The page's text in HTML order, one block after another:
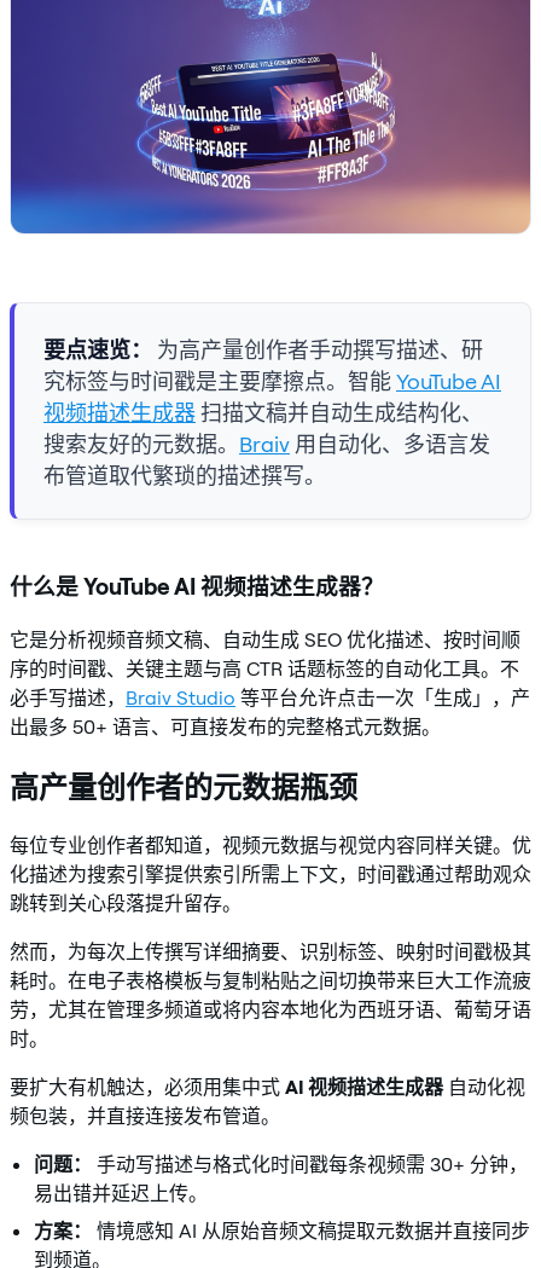
要点速览：
为高产量创作者手动撰写描述、研
究标签与时间戳是主要摩擦点。智能YouTube AI
视频描述生成器扫描文稿并自动生成结构化、
搜索友好的元数据。 Braiv 用自动化、多语言发
布管道取代繁琐的描述撰写。
什么是 YouTube AI 视频描述生成器？
它是分析视频音频文稿、自动生成 SEO 优化描述、按时间顺
序的时间戳、关键主题与高 CTR 话题标签的自动化工具。不
必手写描述， Braiv Studio 等平台允许点击一次「生成」，产
出最多 50+ 语言、可直接发布的完整格式元数据。
高产量创作者的元数据瓶颈
每位专业创作者都知道，视频元数据与视觉内容同样关键。优
化描述为搜索引擎提供索引所需上下文，时间戳通过帮助观众
跳转到关心段落提升留存。
然而，为每次上传撰写详细摘要、识别标签、映射时间戳极其
耗时。在电子表格模板与复制粘贴之间切换带来巨大工作流疲
劳，尤其在管理多频道或将内容本地化为西班牙语、葡萄牙语
时。
要扩大有机触达，必须用集中式 AI 视频描述生成器自动化视
频包装，并直接连接发布管道。
问题：
手动写描述与格式化时间戳每条视频需 30+ 分钟，
易出错并延迟上传。
方案：
情境感知 AI 从原始音频文稿提取元数据并直接同步
到频道。